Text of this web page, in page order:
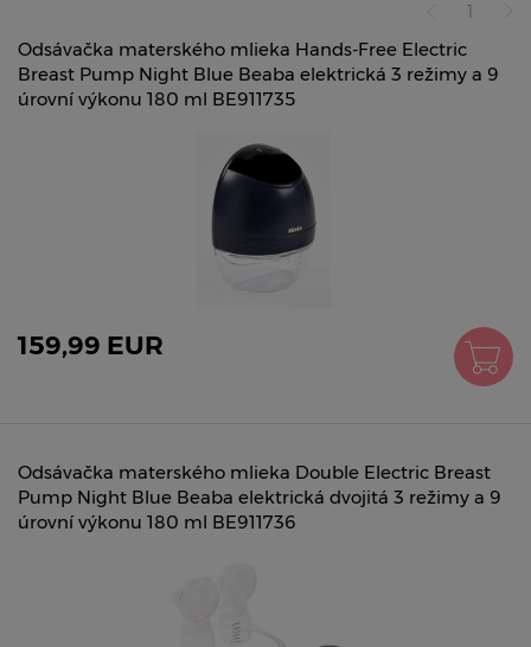
1
Odsávačka materského mlieka Hands-Free Electric
Breast Pump Night Blue Beaba elektrická 3 režimy a 9
úrovní výkonu 180 ml BE911735
159,99 EUR
Odsávačka materského mlieka Double Electric Breast
Pump Night Blue Beaba elektrická dvojitá 3 režimy a 9
úrovní výkonu 180 ml BE911736